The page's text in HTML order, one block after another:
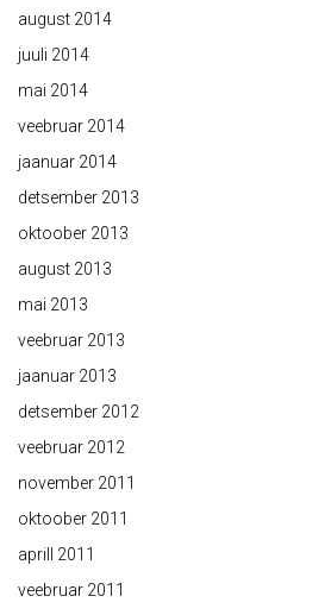
august 2014
juuli 2014
mai 2014
veebruar 2014
jaanuar 2014
detsember 2013
oktoober 2013
august 2013
mai 2013
veebruar 2013
jaanuar 2013
detsember 2012
veebruar 2012
november 2011
oktoober 2011
aprill 2011
veebruar 2011